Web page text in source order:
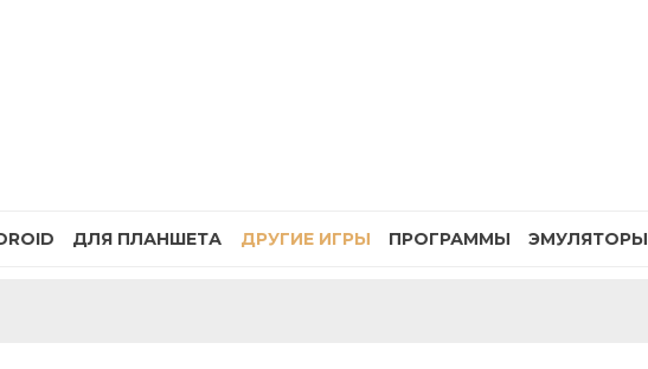
ДЛЯ ПЛАНШЕТА ДРУГИЕ ИГРЫ ПРОГРАММЫ ЭМУЛЯТОРЫ